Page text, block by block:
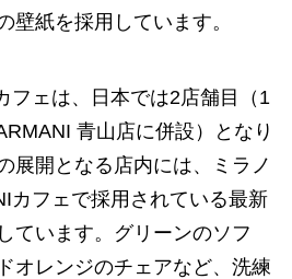
壁紙を採用しています。
フェは、日本では2店舗目（1
青山店に併設）となり
展開となる店内には、ミラノ
カフェで採用されている最新
ています。グリーンのソフ
オレンジのチェアなど、洗練